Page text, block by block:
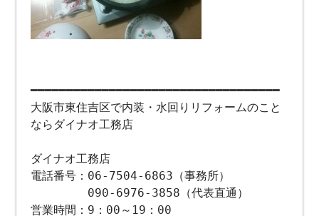
━━━━━━━━━━━━━━━━━━━━━━━━━━━━━━━━━━━
大阪市東住吉区で内装・水回りリフォームのこと
ならダイナオ工務店
ダイナオ工務店
電話番号：06-7504-6863（事務所）
090-6976-3858（代表直通）
営業時間：9：00～19：00